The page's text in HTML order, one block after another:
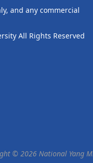
and any commercial
All Rights Reserved
© 2026 National Yang